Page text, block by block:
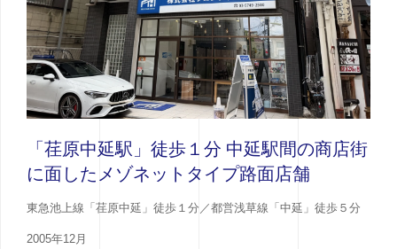
「荏原中延駅」徒歩１分 中延駅間の商店街
に面したメゾネットタイプ路面店舗
東急池上線「荏原中延」徒歩１分／都営浅草線「中延」徒歩５分
2005年12月